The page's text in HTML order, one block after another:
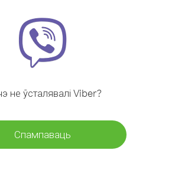
не ўсталявалі Viber?
Спампаваць